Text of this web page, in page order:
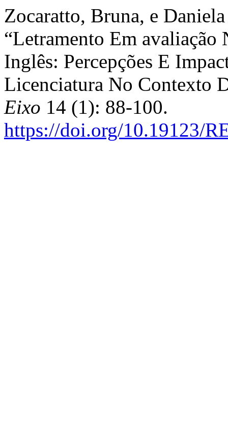
Zocaratto, Bruna, e
“Letramento Em avaliação
Inglês: Percepções E
Licenciatura No Contexto
Eixo 14 (1): 88-100.
https://doi.org/10.19123/